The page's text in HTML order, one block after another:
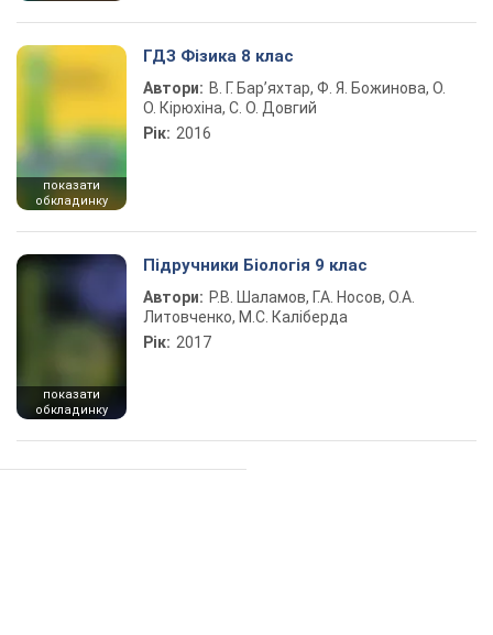
показати
обкладинку
ГДЗ Фізика 8 клас
Автори: В. Г. Бар’яхтар, Ф. Я. Божинова, О.
О. Кірюхіна, С. О. Довгий
Рік: 2016
показати
обкладинку
Підручники Біологія 9 клас
Автори: Р.В. Шаламов, Г.А. Носов, О.А.
Литовченко, М.С. Каліберда
Рік: 2017